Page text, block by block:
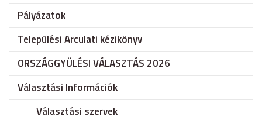
Pályázatok
Települési Arculati kézikönyv
ORSZÁGGYÜLÉSI VÁLASZTÁS 2026
Választási Információk
Választási szervek